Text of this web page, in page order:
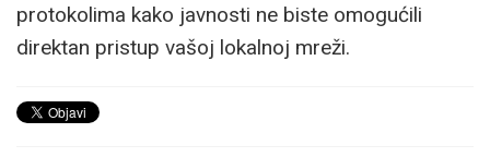
protokolima kako javnosti ne biste omogućili
direktan pristup vašoj lokalnoj mreži.